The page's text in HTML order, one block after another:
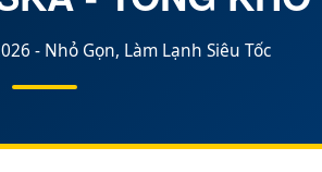
- Nhỏ Gọn, Làm Lạnh Siêu Tốc